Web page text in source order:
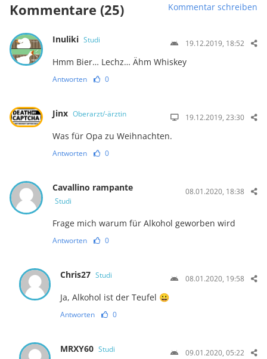
Kommentare (25) Kommentar schreiben
Inuliki Studi 19.12.2019, 18:52
Hmm Bier… Lechz… Ähm Whiskey
Antworten 0
Jinx Oberarzt/-ärztin 19.12.2019, 23:30
Was für Opa zu Weihnachten.
Antworten 0
Cavallino rampante
Studi
08.01.2020, 18:38
Frage mich warum für Alkohol geworben wird
Antworten 0
Chris27 Studi 08.01.2020, 19:58
Ja, Alkohol ist der Teufel 😀
Antworten 0
MRXY60 Studi 09.01.2020, 05:22